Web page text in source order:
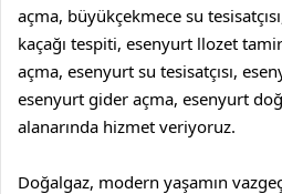
açma, büyükçekmece su tesisatçısı
kaçağı tespiti, esenyurt llozet
açma, esenyurt su tesisatçısı,
esenyurt gider açma, esenyurt
alanarında hizmet veriyoruz.
Doğalgaz, modern yaşamın